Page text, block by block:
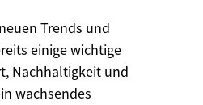
Trends und
einige wichtige
Nachhaltigkeit und
wachsendes